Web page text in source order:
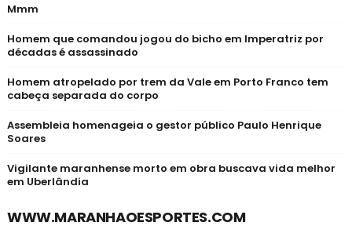
Mmm
Homem que comandou jogou do bicho em Imperatriz por
décadas é assassinado
Homem atropelado por trem da Vale em Porto Franco tem
cabeça separada do corpo
Assembleia homenageia o gestor público Paulo Henrique
Soares
Vigilante maranhense morto em obra buscava vida melhor
em Uberlândia
WWW.MARANHAOESPORTES.COM